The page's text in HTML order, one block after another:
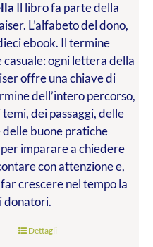
Il libro fa parte della
L’alfabeto del dono,
ebook. Il termine
casuale: ogni lettera della
offre una chiave di
dell’intero percorso,
dei passaggi, delle
delle buone pratiche
imparare a chiedere
con attenzione e,
crescere nel tempo la
donatori.
Dettagli